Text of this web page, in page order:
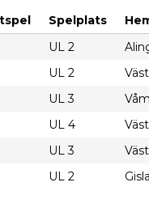
Spelplats
UL 2
UL 2
UL 3
UL 4
UL 3
UL 2